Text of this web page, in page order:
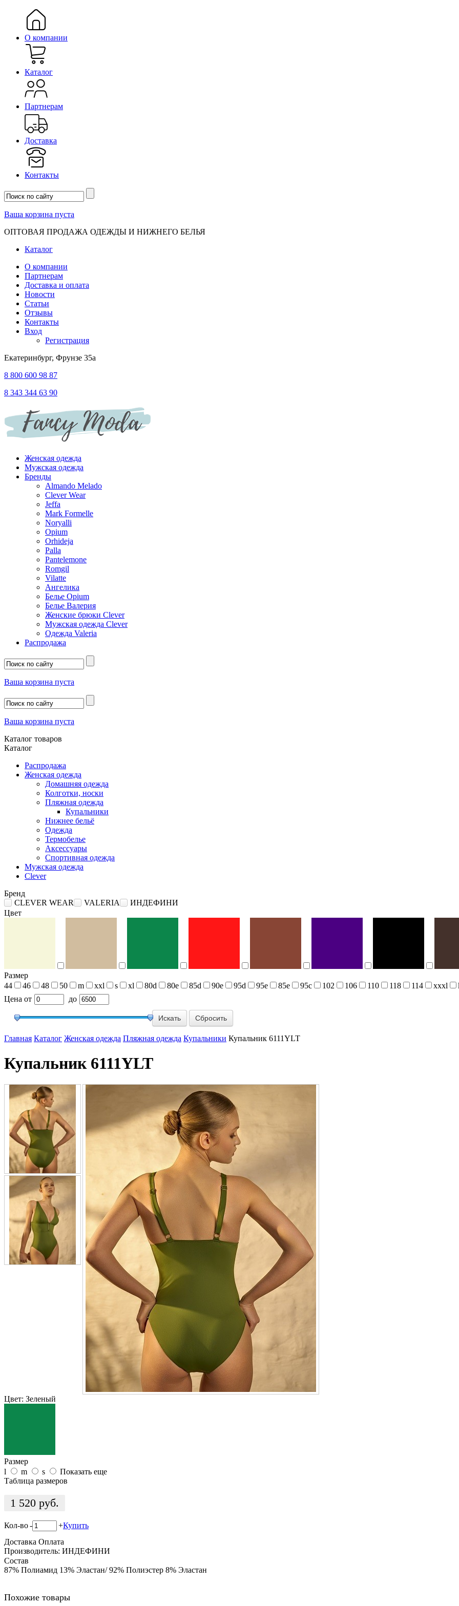
О компании
Каталог
Партнерам
Доставка
Контакты
Ваша корзина пуста
ОПТОВАЯ ПРОДАЖА ОДЕЖДЫ И НИЖНЕГО БЕЛЬЯ
Каталог
О компании
Партнерам
Доставка и оплата
Новости
Статьи
Отзывы
Контакты
Вход
Регистрация
Екатеринбург, Фрунзе 35а
8 800 600 98 87
8 343 344 63 90
Женская одежда
Мужская одежда
Бренды
Almando Melado
Clever Wear
Jeffa
Mark Formelle
Noryalli
Opium
Orhideja
Palla
Pantelemone
Romgil
Vilatte
Ангелика
Белье Opium
Белье Валерия
Женские брюки Clever
Мужская одежда Clever
Одежда Valeria
Распродажа
Ваша корзина пуста
Ваша корзина пуста
Каталог товаров
Каталог
Распродажа
Женская одежда
Домашняя одежда
Колготки, носки
Пляжная одежда
Купальники
Нижнее бельё
Одежда
Термобелье
Аксессуары
Спортивная одежда
Мужская одежда
Clever
Бренд
CLEVER WEAR
VALERIA
ИНДЕФИНИ
Цвет
Размер
44
46 48 50 m xxl s xl 80d 80e 85d 90e 95d 95e 85e 95c 102 106 110 118 114 xxxl l
Цена от до
Сбросить
Главная Каталог Женская одежда Пляжная одежда Купальники Купальник 6111YLT
Купальник 6111YLT
Цвет: Зеленый
Размер
l
m s
Показать еще
Таблица размеров
1 520 руб.
Кол-во- +Купить
Доставка Оплата
Производитель: ИНДЕФИНИ
Состав
87% Полиамид 13% Эластан/ 92% Полиэстер 8% Эластан
Похожие товары